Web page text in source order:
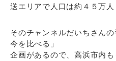
送エリアで人口は約４５万人
そのチャンネルだいちさん
今を比べる」
企画があるので、高浜市内